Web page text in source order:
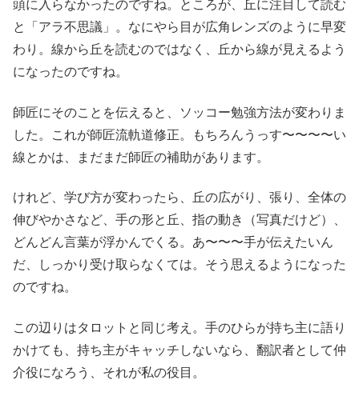
頭に入らなかったのですね。ところが、丘に注目して読む
と「アラ不思議」。なにやら目が広角レンズのように早変
わり。線から丘を読むのではなく、丘から線が見えるよう
になったのですね。
師匠にそのことを伝えると、ソッコー勉強方法が変わりま
した。これが師匠流軌道修正。もちろんうっす〜〜〜〜い
線とかは、まだまだ師匠の補助があります。
けれど、学び方が変わったら、丘の広がり、張り、全体の
伸びやかさなど、手の形と丘、指の動き（写真だけど）、
どんどん言葉が浮かんでくる。あ〜〜〜手が伝えたいん
だ、しっかり受け取らなくては。そう思えるようになった
のですね。
この辺りはタロットと同じ考え。手のひらが持ち主に語り
かけても、持ち主がキャッチしないなら、翻訳者として仲
介役になろう、それが私の役目。